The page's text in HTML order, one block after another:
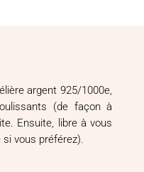
argent 925/1000e,
(de façon à
Ensuite, libre à vous
vous préférez).